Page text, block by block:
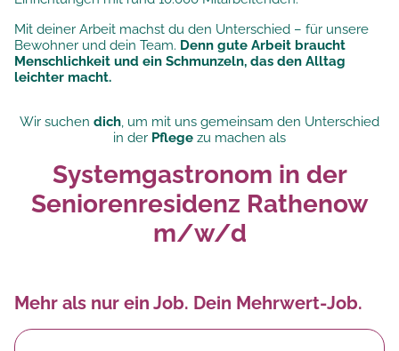
Mit deiner Arbeit machst du den Unterschied – für unsere
Bewohner und dein Team. Denn gute Arbeit braucht
Menschlichkeit und ein Schmunzeln, das den Alltag
leichter macht.
Wir suchen dich, um mit uns gemeinsam den Unterschied
in der Pflege zu machen als
Systemgastronom in der
Seniorenresidenz Rathenow
m/w/d
Mehr als nur ein Job. Dein Mehrwert-Job.